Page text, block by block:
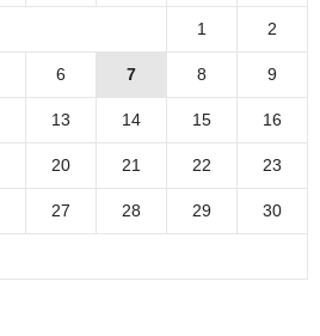
1 2
6 7 8 9
13 14 15 16
20 21 22 23
27 28 29 30